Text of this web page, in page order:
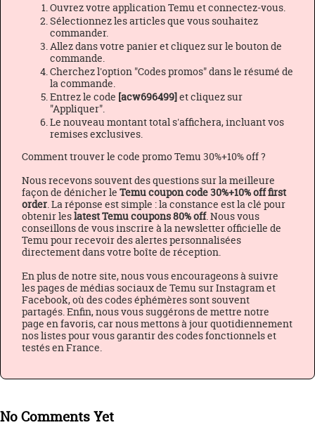
Ouvrez votre application Temu et connectez-vous.
Sélectionnez les articles que vous souhaitez
commander.
Allez dans votre panier et cliquez sur le bouton de
commande.
Cherchez l'option "Codes promos" dans le résumé de
la commande.
Entrez le code [acw696499]et cliquez sur
"Appliquer".
Le nouveau montant total s'affichera, incluant vos
remises exclusives.
Comment trouver le code promo Temu 30%+10% off ?
Nous recevons souvent des questions sur la meilleure
façon de dénicher le Temu coupon code 30%+10% off first
order. La réponse est simple : la constance est la clé pour
obtenir leslatest Temu coupons 80% off. Nous vous
conseillons de vous inscrire à la newsletter officielle de
Temu pour recevoir des alertes personnalisées
directement dans votre boîte de réception.
En plus de notre site, nous vous encourageons à suivre
les pages de médias sociaux de Temu sur Instagram et
Facebook, où des codes éphémères sont souvent
partagés. Enfin, nous vous suggérons de mettre notre
page en favoris, car nous mettons à jour quotidiennement
nos listes pour vous garantir des codes fonctionnels et
testés en France.
No Comments Yet